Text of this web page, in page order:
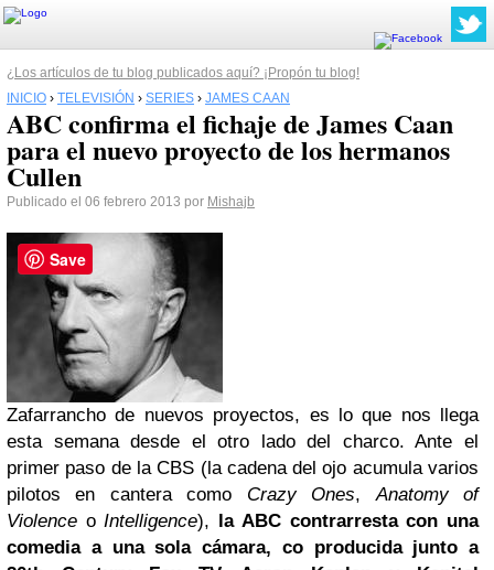
¿Los artículos de tu blog publicados aquí? ¡Propón tu blog!
INICIO › TELEVISIÓN › SERIES › JAMES CAAN
ABC confirma el fichaje de James Caan
para el nuevo proyecto de los hermanos
Cullen
Publicado el 06 febrero 2013 por Mishajb
Zafarrancho de nuevos proyectos, es lo que nos llega
esta semana desde el otro lado del charco. Ante el
primer paso de laCBS (la cadena del ojo acumula varios
pilotos en cantera como Crazy Ones,Anatomy of
Violence oIntelligence), la ABCcontrarresta con una
comedia a una sola cámara, co producida junto a
Save